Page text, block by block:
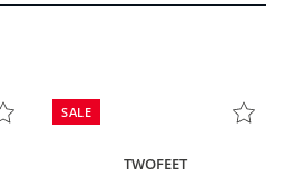
SALE
TWOFEET